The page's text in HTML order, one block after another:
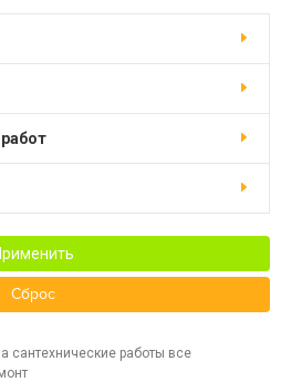
Сброс
сантехнические работы все